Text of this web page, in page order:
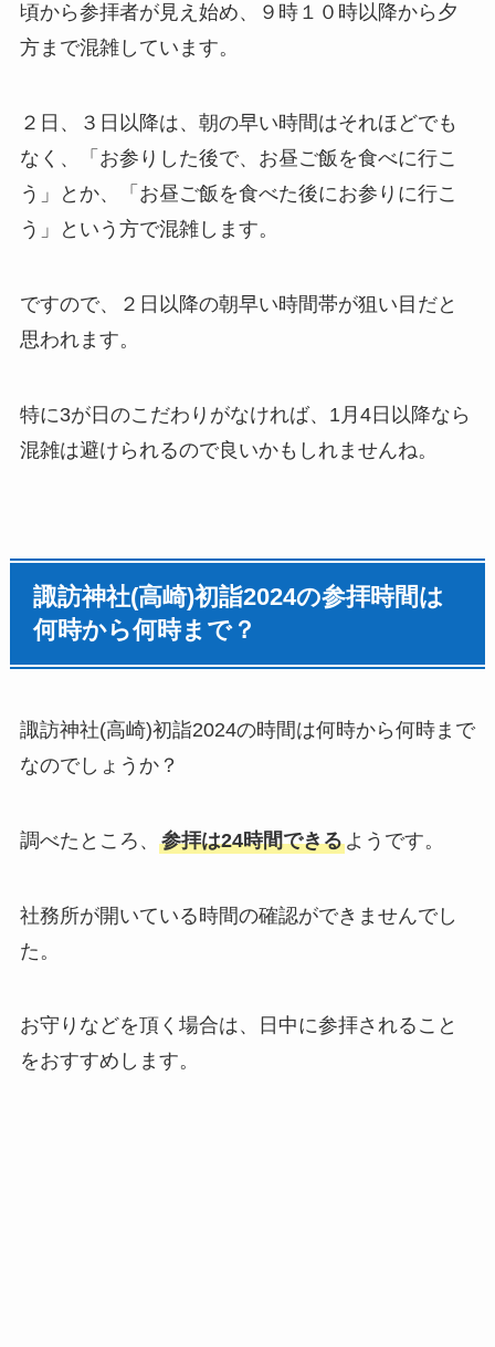
頃から参拝者が見え始め、９時１０時以降から夕
方まで混雑しています。
２日、３日以降は、朝の早い時間はそれほどでも
なく、「お参りした後で、お昼ご飯を食べに行こ
う」とか、「お昼ご飯を食べた後にお参りに行こ
う」という方で混雑します。
ですので、２日以降の朝早い時間帯が狙い目だと
思われます。
特に3が日のこだわりがなければ、1月4日以降なら
混雑は避けられるので良いかもしれませんね。
諏訪神社(高崎)初詣2024の参拝時間は
何時から何時まで？
諏訪神社(高崎)初詣2024の時間は何時から何時まで
なのでしょうか？
調べたところ、 参拝は24時間できるようです。
社務所が開いている時間の確認ができませんでし
た。
お守りなどを頂く場合は、日中に参拝されること
をおすすめします。